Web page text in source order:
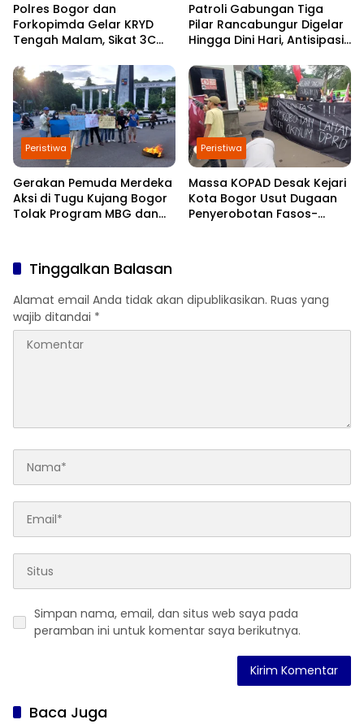
Polres Bogor dan
Forkopimda Gelar KRYD
Tengah Malam, Sikat 3C
Kabupaten Bogor
Patroli Gabungan Tiga
Pilar Rancabungur Digelar
Hingga Dini Hari, Antisipasi
Selama Ramadan
Peristiwa
Gerakan Pemuda Merdeka
Aksi di Tugu Kujang Bogor
Tolak Program MBG dan
Peristiwa
Massa KOPAD Desak Kejari
Kota Bogor Usut Dugaan
Penyerobotan Fasos-
Tinggalkan Balasan
Alamat email Anda tidak akan dipublikasikan. Ruas yang
wajib ditandai *
Simpan nama, email, dan situs web saya pada
peramban ini untuk komentar saya berikutnya.
Baca Juga